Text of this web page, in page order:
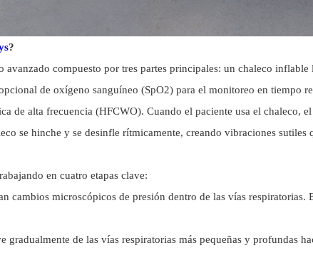
?
compuesto por tres partes principales: un chaleco
de oxígeno sanguíneo (SpO2) para el monitoreo en tiempo
de alta frecuencia (HFCWO). Cuando el paciente usa el chaleco,
se hinche y se desinfle rítmicamente, creando vibraciones
en cuatro etapas clave:
cambios microscópicos de presión dentro de las vías
de las vías respiratorias más pequeñas y profundas